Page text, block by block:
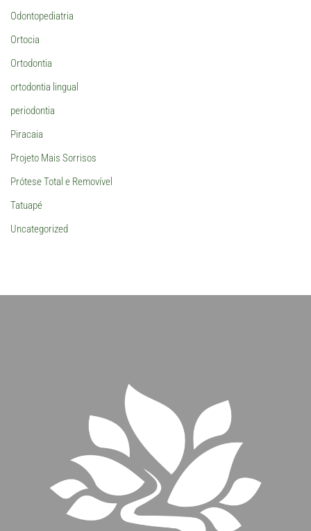
Odontopediatria
Ortocia
Ortodontia
ortodontia lingual
periodontia
Piracaia
Projeto Mais Sorrisos
Prótese Total e Removível
Tatuapé
Uncategorized